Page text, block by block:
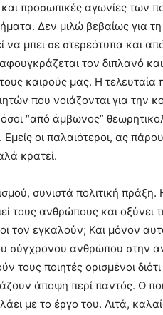
προσωπικές αγωνίες των
Δεν μιλώ βεβαίως για
να μπει σε στερεότυπα και
τον διπλανό
καιρούς μας. Η τελευταία
που νοιάζονται για την
“από άμβωνος”
οι παλαιότεροι, ας
κρατεί.
συνιστά πολιτική πράξη.
τους ανθρώπους και οξύνει
τον εγκαλούν; Και μόνον
σύγχρονου ανθρώπου στην
τους ποιητές ορισμένοι
άποψη περί παντός. Ο
με το έργο του. Λιτά,